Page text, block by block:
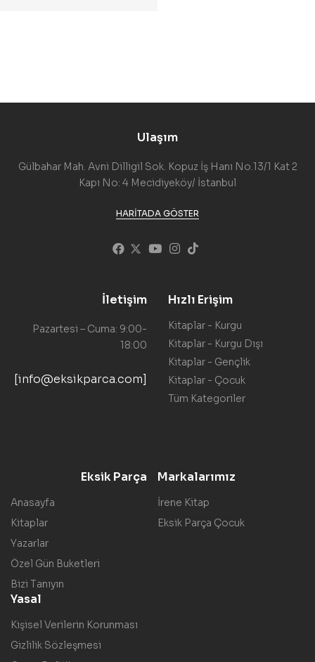
Ulaşım
Gülbahar Mah. Avni Dilligil Sok. Kopuz İş Hanı No.13/1 Kat 2
Kapı No: 4 Mecidiyeköy/ İstanbul
HARITADA GÖSTER
İletişim
Pazartesi – Cuma: 9:00-
18:00
[info@eksikparca.com]
Hızlı Erişim
Kitaplar - Kurgu
Kitaplar - Kurgu Dışı
Kitaplar - Gençlik
Kitaplar - Çocuk
Tüm Kategoriler
Eksik Parça
Anasayfa
Kitaplar
Yazarlar
Özel Gün Buketleri
Bizi Tanıyın
Markalarımız
İrene Kitap
Eksik Parça Çocuk
Yasal
Kişisel Verilerin Korunması
Gizlilik Sözleşmesi